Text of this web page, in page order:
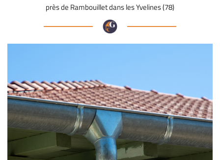
Inscription
près de Rambouillet dans les Yvelines (78)